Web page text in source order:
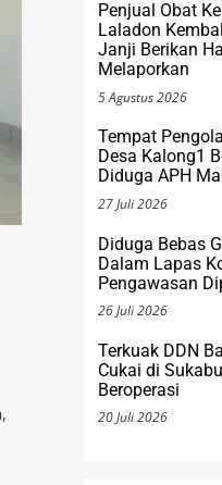
6 Agustus 2026
Penjual Obat
Laladon
Janji Berikan
Melaporkan
5 Agustus 2026
Tempat
Desa Kalong1
Diduga APH
27 Juli 2026
Diduga Bebas
Dalam Lapas
Pengawasan
26 Juli 2026
Terkuak DDN
Cukai di
Beroperasi